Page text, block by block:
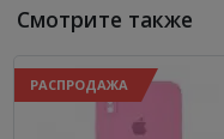
Смотрите также
РАСПРОДАЖА